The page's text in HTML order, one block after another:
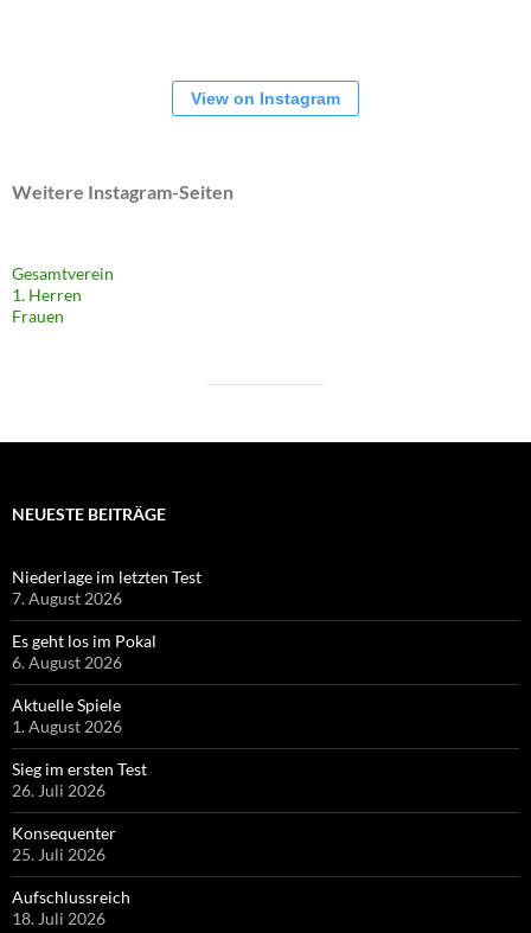
View on Instagram
Weitere Instagram-Seiten
Gesamtverein
1. Herren
Frauen
NEUESTE BEITRÄGE
Niederlage im letzten Test
7. August 2026
Es geht los im Pokal
6. August 2026
Aktuelle Spiele
1. August 2026
Sieg im ersten Test
26. Juli 2026
Konsequenter
25. Juli 2026
Aufschlussreich
18. Juli 2026